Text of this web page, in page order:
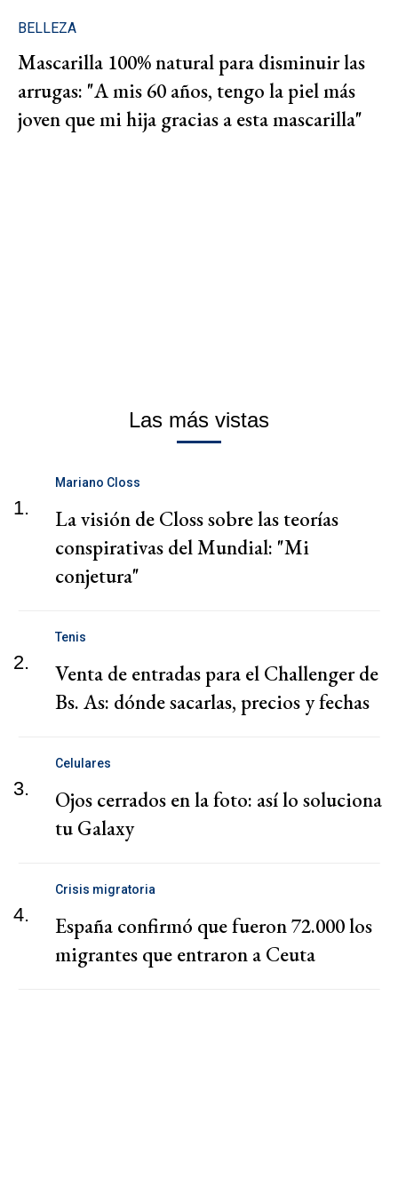
BELLEZA
Mascarilla 100% natural para disminuir las
arrugas: "A mis 60 años, tengo la piel más
joven que mi hija gracias a esta mascarilla"
Las más vistas
1.
Mariano Closs
La visión de Closs sobre las teorías
conspirativas del Mundial: "Mi
conjetura"
2.
Tenis
Venta de entradas para el Challenger de
Bs. As: dónde sacarlas, precios y fechas
3.
Celulares
Ojos cerrados en la foto: así lo soluciona
tu Galaxy
4.
Crisis migratoria
España confirmó que fueron 72.000 los
migrantes que entraron a Ceuta